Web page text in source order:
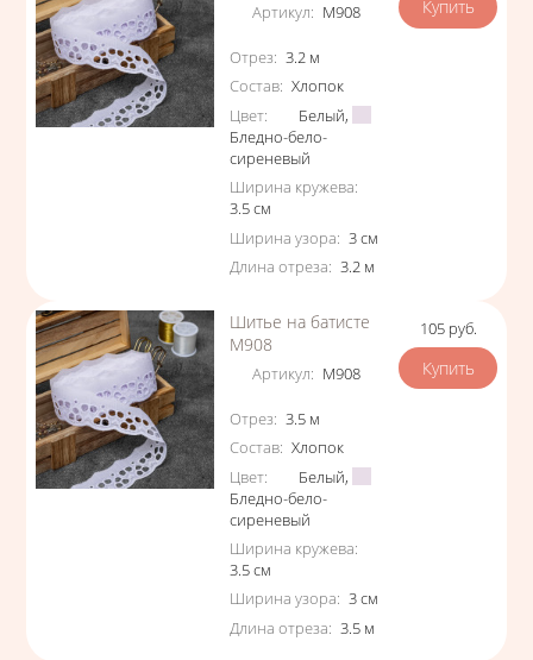
Артикул: М908
Характеристики
Отрез: 3.2 м
Состав: Хлопок
Цвет: Белый,
Бледно-бело-
сиреневый
Ширина кружева:
3.5см
Ширина узора: 3см
Длина отреза: 3.2 м
Шитье на батисте
М908
Артикул: М908
Характеристики
Отрез: 3.5 м
Состав: Хлопок
Цвет: Белый,
Бледно-бело-
сиреневый
Ширина кружева:
3.5см
Ширина узора: 3см
Длина отреза: 3.5 м
Цена
105 руб.